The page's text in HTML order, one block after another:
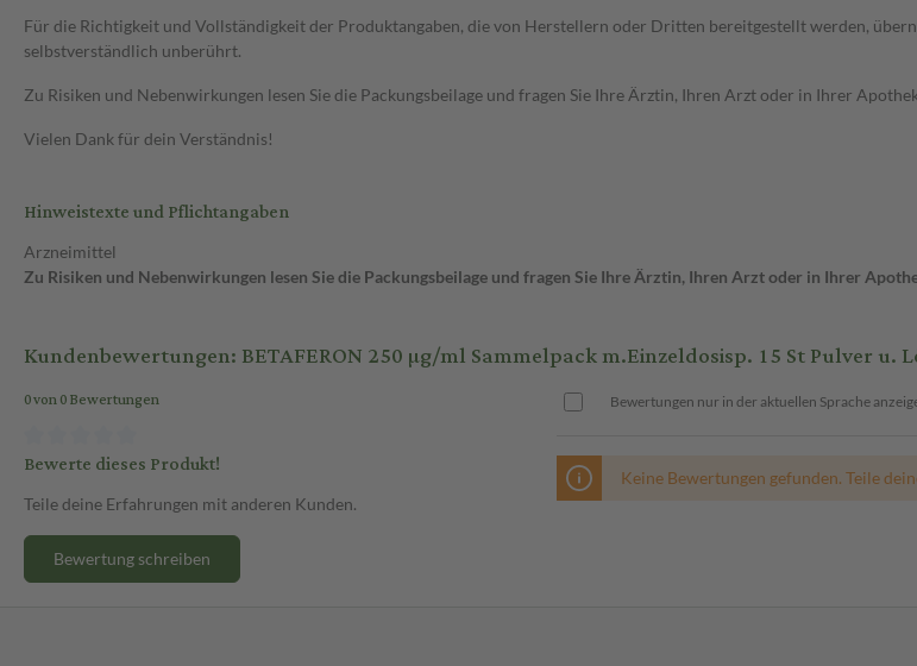
Für die Richtigkeit und Vollständigkeit der Produktangaben, die von Herstellern oder Dritten bereitgestellt werden,
selbstverständlich unberührt.
Zu Risiken und Nebenwirkungen lesen Sie die Packungsbeilage und fragen Sie Ihre Ärztin, Ihren Arzt oder in Ihrer
Vielen Dank für dein Verständnis!
Hinweistexte und Pflichtangaben
Arzneimittel
Zu Risiken und Nebenwirkungen lesen Sie die Packungsbeilage und fragen Sie Ihre Ärztin, Ihren Arzt oder in Ihrer
Kundenbewertungen: BETAFERON 250 µg/ml Sammelpack m.Einzeldosisp. 15 St Pulver
0 von 0 Bewertungen
Bewerte dieses Produkt!
Teile deine Erfahrungen mit anderen Kunden.
Bewertung schreiben
Bewertungen nur in der aktuellen Sprache
Keine Bewertungen gefunden. Teile